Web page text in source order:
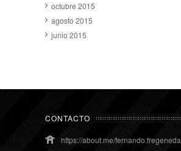
octubre 2015
agosto 2015
junio 2015
CONTACTO
https://about.me/fernando.fregeneda